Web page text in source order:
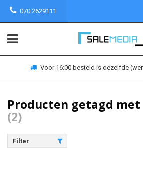
070 2629111
Voor 16:00 besteld is dezelfde
Producten getagd met
(2)
Filter